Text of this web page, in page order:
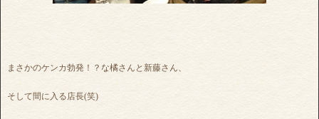
まさかのケンカ勃発！？な橘さんと新藤さん、
そして間に入る店長(笑)